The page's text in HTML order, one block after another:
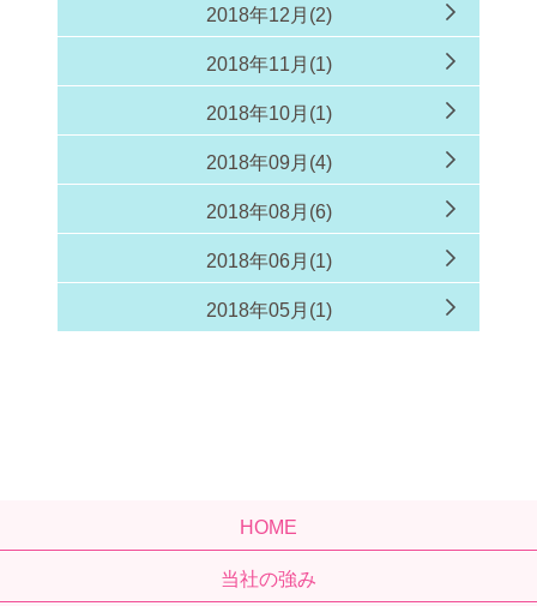
2018年12月(2)
2018年11月(1)
2018年10月(1)
2018年09月(4)
2018年08月(6)
2018年06月(1)
2018年05月(1)
HOME
当社の強み